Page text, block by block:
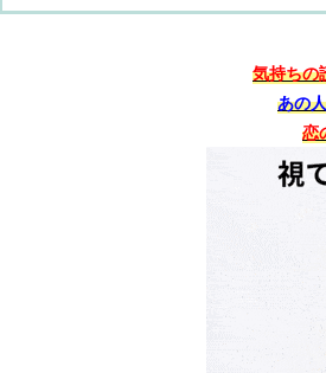
気持ちの
あの
恋